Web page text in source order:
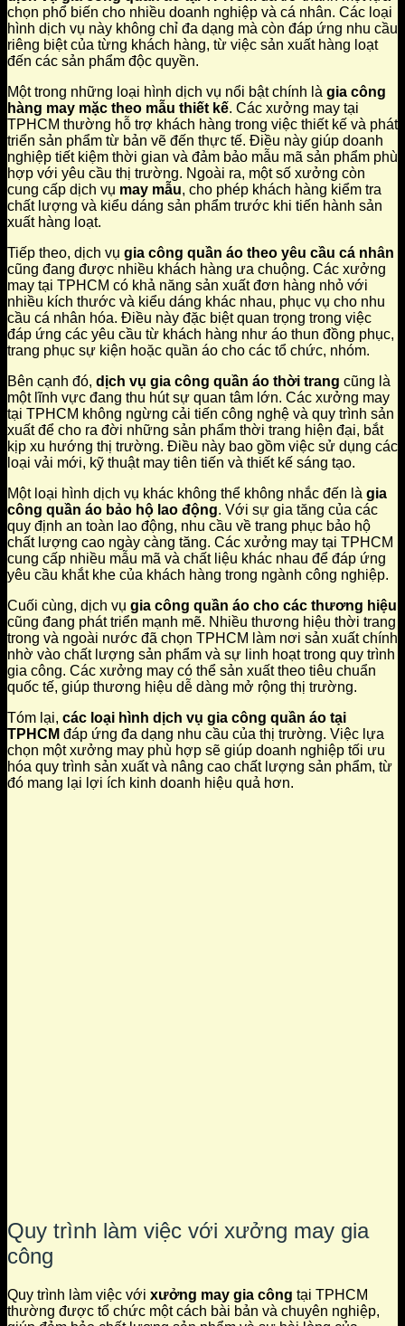
chọn phổ biến cho nhiều doanh nghiệp và cá nhân. Các loại
hình dịch vụ này không chỉ đa dạng mà còn đáp ứng nhu cầu
riêng biệt của từng khách hàng, từ việc sản xuất hàng loạt
đến các sản phẩm độc quyền.
Một trong những loại hình dịch vụ nổi bật chính là gia công
hàng may mặc theo mẫu thiết kế. Các xưởng may tại
TPHCM thường hỗ trợ khách hàng trong việc thiết kế và phát
triển sản phẩm từ bản vẽ đến thực tế. Điều này giúp doanh
nghiệp tiết kiệm thời gian và đảm bảo mẫu mã sản phẩm phù
hợp với yêu cầu thị trường. Ngoài ra, một số xưởng còn
cung cấp dịch vụ may mẫu, cho phép khách hàng kiểm tra
chất lượng và kiểu dáng sản phẩm trước khi tiến hành sản
xuất hàng loạt.
Tiếp theo, dịch vụ gia công quần áo theo yêu cầu cá nhân
cũng đang được nhiều khách hàng ưa chuộng. Các xưởng
may tại TPHCM có khả năng sản xuất đơn hàng nhỏ với
nhiều kích thước và kiểu dáng khác nhau, phục vụ cho nhu
cầu cá nhân hóa. Điều này đặc biệt quan trọng trong việc
đáp ứng các yêu cầu từ khách hàng như áo thun đồng phục,
trang phục sự kiện hoặc quần áo cho các tổ chức, nhóm.
Bên cạnh đó, dịch vụ gia công quần áo thời trang cũng là
một lĩnh vực đang thu hút sự quan tâm lớn. Các xưởng may
tại TPHCM không ngừng cải tiến công nghệ và quy trình sản
xuất để cho ra đời những sản phẩm thời trang hiện đại, bắt
kịp xu hướng thị trường. Điều này bao gồm việc sử dụng các
loại vải mới, kỹ thuật may tiên tiến và thiết kế sáng tạo.
Một loại hình dịch vụ khác không thể không nhắc đến là gia
công quần áo bảo hộ lao động. Với sự gia tăng của các
quy định an toàn lao động, nhu cầu về trang phục bảo hộ
chất lượng cao ngày càng tăng. Các xưởng may tại TPHCM
cung cấp nhiều mẫu mã và chất liệu khác nhau để đáp ứng
yêu cầu khắt khe của khách hàng trong ngành công nghiệp.
Cuối cùng, dịch vụ gia công quần áo cho các thương hiệu
cũng đang phát triển mạnh mẽ. Nhiều thương hiệu thời trang
trong và ngoài nước đã chọn TPHCM làm nơi sản xuất chính
nhờ vào chất lượng sản phẩm và sự linh hoạt trong quy trình
gia công. Các xưởng may có thể sản xuất theo tiêu chuẩn
quốc tế, giúp thương hiệu dễ dàng mở rộng thị trường.
Tóm lại, các loại hình dịch vụ gia công quần áo tại
TPHCM đáp ứng đa dạng nhu cầu của thị trường. Việc lựa
chọn một xưởng may phù hợp sẽ giúp doanh nghiệp tối ưu
hóa quy trình sản xuất và nâng cao chất lượng sản phẩm, từ
đó mang lại lợi ích kinh doanh hiệu quả hơn.
Quy trình làm việc với xưởng may gia
công
Quy trình làm việc với xưởng may gia công tại TPHCM
thường được tổ chức một cách bài bản và chuyên nghiệp,